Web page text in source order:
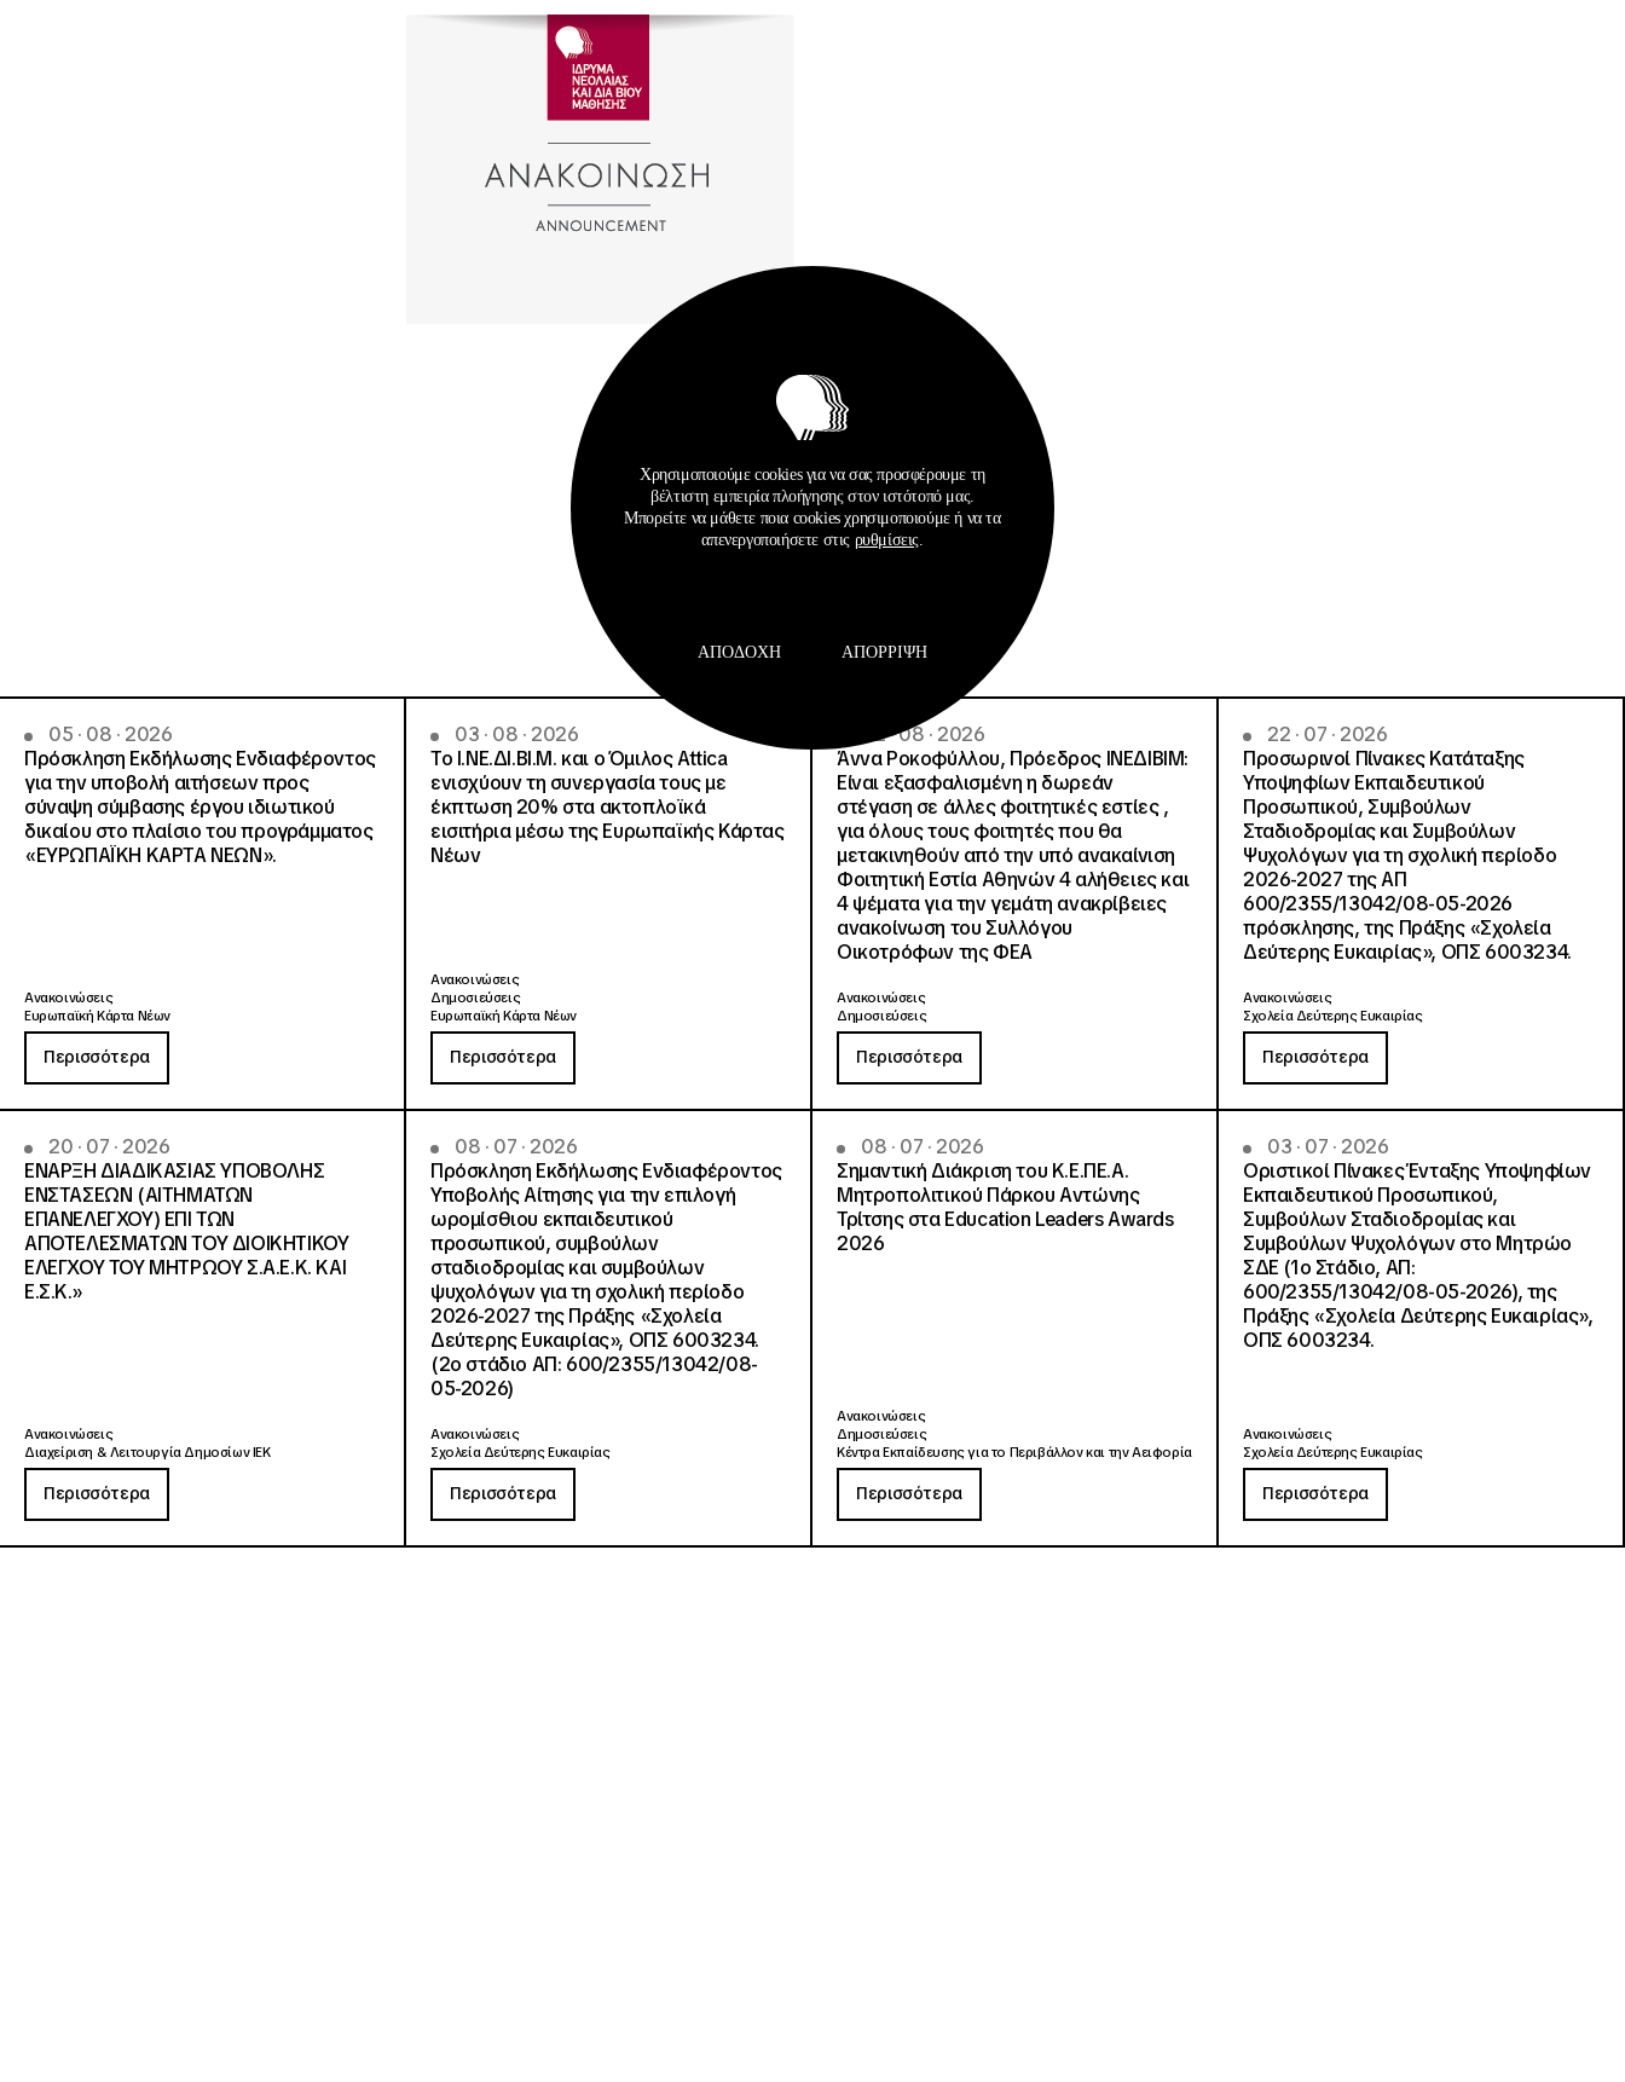
Σχετικά Αρχεία
05 · 08 · 2026
Πρόσκληση Εκδήλωσης Ενδιαφέροντος
για την υποβολή αιτήσεων προς
σύναψη σύμβασης έργου ιδιωτικού
δικαίου στο πλαίσιο του προγράμματος
«ΕΥΡΩΠΑΪΚΗ ΚΑΡΤΑ ΝΕΩΝ».
Ανακοινώσεις
Ευρωπαϊκή Κάρτα Νέων
Περισσότερα
03 · 08 · 2026
Το Ι.ΝΕ.ΔΙ.ΒΙ.Μ. και o Όμιλος Attica
ενισχύουν τη συνεργασία τους με
έκπτωση 20% στα ακτοπλοϊκά
εισιτήρια μέσω της Ευρωπαϊκής Κάρτας
Νέων
Ανακοινώσεις
Δημοσιεύσεις
Ευρωπαϊκή Κάρτα Νέων
Περισσότερα
02 · 08 · 2026
Άννα Ροκοφύλλου, Πρόεδρος ΙΝΕΔΙΒΙΜ:
Είναι εξασφαλισμένη η δωρεάν
στέγαση σε άλλες φοιτητικές εστίες ,
για όλους τους φοιτητές που θα
μετακινηθούν από την υπό ανακαίνιση
Φοιτητική Εστία Αθηνών 4 αλήθειες και
4 ψέματα για την γεμάτη ανακρίβειες
ανακοίνωση του Συλλόγου
Οικοτρόφων της ΦΕΑ
Ανακοινώσεις
Δημοσιεύσεις
Περισσότερα
22 · 07 · 2026
Προσωρινοί Πίνακες Κατάταξης
Υποψηφίων Εκπαιδευτικού
Προσωπικού, Συμβούλων
Σταδιοδρομίας και Συμβούλων
Ψυχολόγων για τη σχολική περίοδο
2026-2027 της ΑΠ
600/2355/13042/08-05-2026
πρόσκλησης, της Πράξης «Σχολεία
Δεύτερης Ευκαιρίας», ΟΠΣ 6003234.
Ανακοινώσεις
Σχολεία Δεύτερης Ευκαιρίας
Περισσότερα
20 · 07 · 2026
ΕΝΑΡΞΗ ΔΙΑΔΙΚΑΣΙΑΣ ΥΠΟΒΟΛΗΣ
ΕΝΣΤΑΣΕΩΝ (ΑΙΤΗΜΑΤΩΝ
ΕΠΑΝΕΛΕΓΧΟΥ) ΕΠΙ ΤΩΝ
ΑΠΟΤΕΛΕΣΜΑΤΩΝ ΤΟΥ ΔΙΟΙΚΗΤΙΚΟΥ
ΕΛΕΓΧΟΥ ΤΟΥ ΜΗΤΡΩΟΥ Σ.Α.Ε.Κ. ΚΑΙ
Ε.Σ.Κ.»
Ανακοινώσεις
Διαχείριση & Λειτουργία Δημοσίων ΙΕΚ
Περισσότερα
08 · 07 · 2026
Πρόσκληση Εκδήλωσης Ενδιαφέροντος
Υποβολής Αίτησης για την επιλογή
ωρομίσθιου εκπαιδευτικού
προσωπικού, συμβούλων
σταδιοδρομίας και συμβούλων
ψυχολόγων για τη σχολική περίοδο
2026-2027 της Πράξης «Σχολεία
Δεύτερης Ευκαιρίας», ΟΠΣ 6003234.
(2ο στάδιο ΑΠ: 600/2355/13042/08-
05-2026)
Ανακοινώσεις
Σχολεία Δεύτερης Ευκαιρίας
Περισσότερα
08 · 07 · 2026
Σημαντική Διάκριση του Κ.Ε.ΠΕ.Α.
Μητροπολιτικού Πάρκου Αντώνης
Τρίτσης στα Education Leaders Awards
2026
Ανακοινώσεις
Δημοσιεύσεις
Κέντρα Εκπαίδευσης για το Περιβάλλον και την Αειφορία
Περισσότερα
03 · 07 · 2026
Οριστικοί Πίνακες Ένταξης Υποψηφίων
Εκπαιδευτικού Προσωπικού,
Συμβούλων Σταδιοδρομίας και
Συμβούλων Ψυχολόγων στο Μητρώο
ΣΔΕ (1ο Στάδιο, ΑΠ:
600/2355/13042/08-05-2026), της
Πράξης «Σχολεία Δεύτερης Ευκαιρίας»,
ΟΠΣ 6003234.
Ανακοινώσεις
Σχολεία Δεύτερης Ευκαιρίας
Περισσότερα
Χρησιμοποιούμε cookies για να σας προσφέρουμε τη
βέλτιστη εμπειρία πλοήγησης στον ιστότοπό μας.
Μπορείτε να μάθετε ποια cookies χρησιμοποιούμε ή να τα
απενεργοποιήσετε στις ρυθμίσεις
ΑΠΟΔΟΧΉ ΑΠΌΡΡΙΨΗ